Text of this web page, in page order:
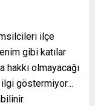
ilçe
gibi katılar
olmayacağı
ilgi göstermiyor…